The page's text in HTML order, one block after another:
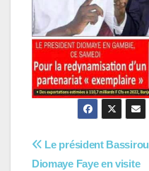
Navigation
Le président Bassirou
Diomaye Faye en visite